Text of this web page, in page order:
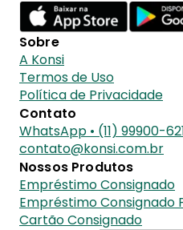
Sobre
A Konsi
Termos de Uso
Política de Privacidade
Contato
WhatsApp • (11) 99900-
contato@konsi.com.br
Nossos Produtos
Empréstimo Consignado
Empréstimo Consignado
Cartão Consignado